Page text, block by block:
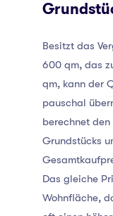
Besitzt das
600 qm, das
qm, kann der
pauschal
berechnet
Grundstücks
Das gleiche
Wohnfläche,